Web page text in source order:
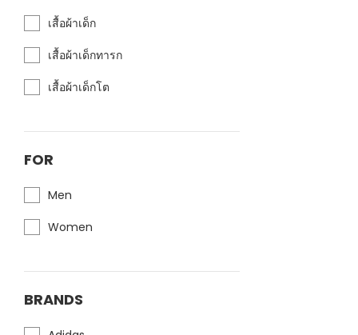
เสื้อผ้าเด็ก
เสื้อผ้าเด็กทารก
เสื้อผ้าเด็กโต
FOR
Men
Women
BRANDS